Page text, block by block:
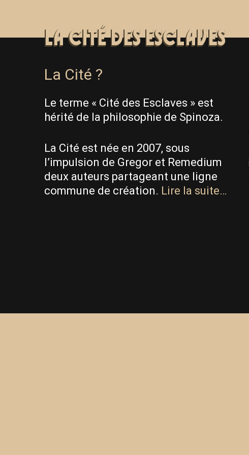
La Cité ?
Le terme « Cité des Esclaves » est
hérité de la philosophie de Spinoza.
La Cité est née en 2007, sous
l’impulsion de Gregor et Remedium
deux auteurs partageant une ligne
commune de création. Lire la suite…